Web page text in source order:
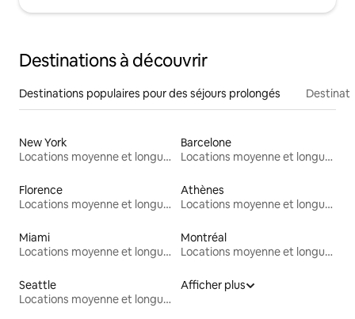
Destinations à découvrir
Destinations populaires pour des séjours prolongés
New York
Locations moyenne et longue durée
Barcelone
Locations moyenne et longue durée
Florence
Locations moyenne et longue durée
Athènes
Locations moyenne et longue durée
Miami
Locations moyenne et longue durée
Montréal
Locations moyenne et longue durée
Seattle
Locations moyenne et longue durée
Afficher plus